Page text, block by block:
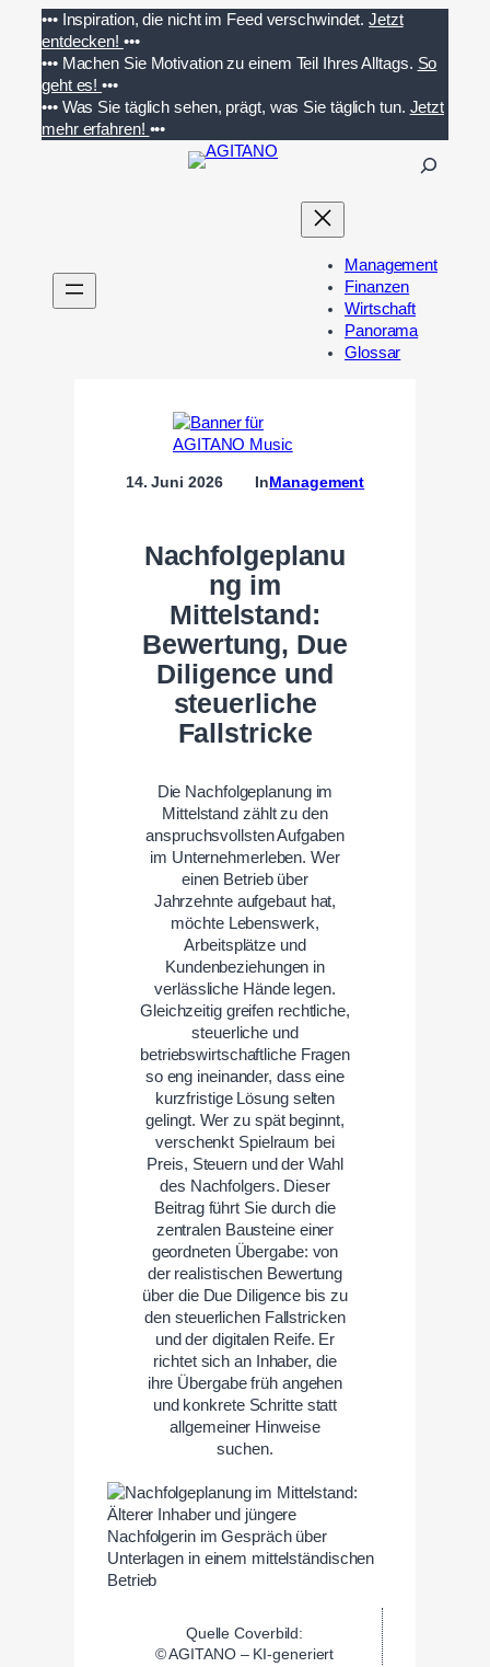
Inhalt
springen
••• Inspiration, die nicht im Feed verschwindet. Jetzt
entdecken! •••
••• Machen Sie Motivation zu einem Teil Ihres Alltags. So
geht es!•••
••• Was Sie täglich sehen, prägt, was Sie täglich tun. Jetzt
mehr erfahren! •••
n
Management
Finanzen
Wirtschaft
Panorama
Glossar
14. Juni 2026 InManagement
Nachfolgeplanu
ng im
Mittelstand:
Bewertung, Due
Diligence und
steuerliche
Fallstricke
Die Nachfolgeplanung im
Mittelstand zählt zu den
anspruchsvollsten Aufgaben
im Unternehmerleben. Wer
einen Betrieb über
Jahrzehnte aufgebaut hat,
möchte Lebenswerk,
Arbeitsplätze und
Kundenbeziehungen in
verlässliche Hände legen.
Gleichzeitig greifen rechtliche,
steuerliche und
betriebswirtschaftliche Fragen
so eng ineinander, dass eine
kurzfristige Lösung selten
gelingt. Wer zu spät beginnt,
verschenkt Spielraum bei
Preis, Steuern und der Wahl
des Nachfolgers. Dieser
Beitrag führt Sie durch die
zentralen Bausteine einer
geordneten Übergabe: von
der realistischen Bewertung
über die Due Diligence bis zu
den steuerlichen Fallstricken
und der digitalen Reife. Er
richtet sich an Inhaber, die
ihre Übergabe früh angehen
und konkrete Schritte statt
allgemeiner Hinweise
suchen.
Quelle Coverbild:
© AGITANO – KI-generiert